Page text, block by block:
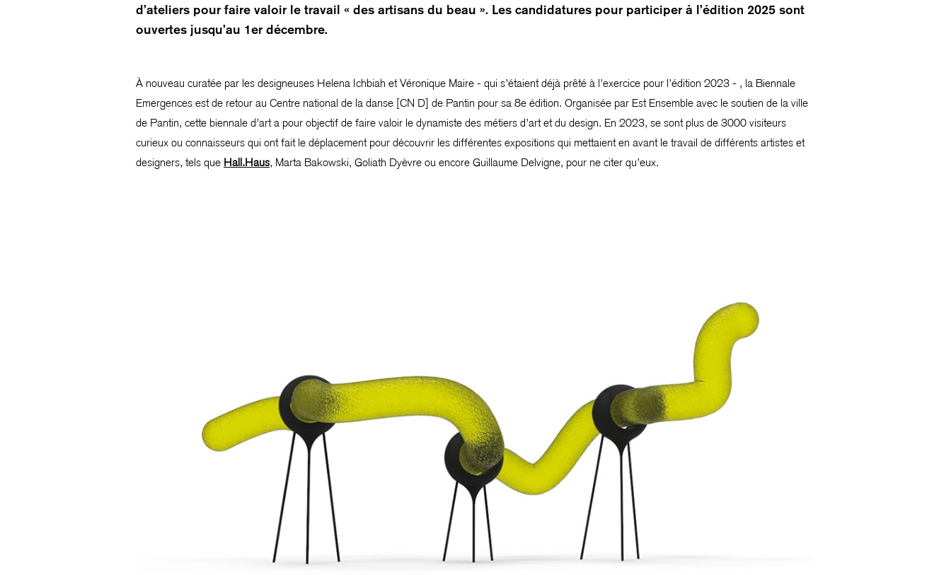
d’ateliers pour faire valoir le travail « des artisans du beau ». Les candidatures pour participer à l’édition 2025 sont
ouvertes jusqu’au 1er décembre.
À nouveau curatée par les designeuses Helena Ichbiah et Véronique Maire - qui s’étaient déjà prêté à l’exercice pour l’édition 2023 - , la Biennale
Emergences est de retour au Centre national de la danse [CN D] de Pantin pour sa 8e édition. Organisée par Est Ensemble avec le soutien de la ville
de Pantin, cette biennale d’art a pour objectif de faire valoir le dynamiste des métiers d’art et du design. En 2023, se sont plus de 3000 visiteurs
curieux ou connaisseurs qui ont fait le déplacement pour découvrir les différentes expositions qui mettaient en avant le travail de différents artistes et
designers, tels que Hall.Haus, Marta Bakowski, Goliath Dyèvre ou encore Guillaume Delvigne, pour ne citer qu’eux.